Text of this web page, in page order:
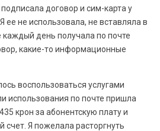
договор и сим-карта у
не использовала, не вставляла в
каждый день получала по почте
какие-то информационные
воспользоваться услугами
использования по почте пришла
крон за абонентскую плату и
Я пожелала расторгнуть